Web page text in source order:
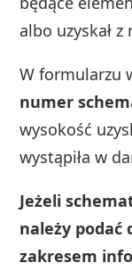
albo uzyskał
W formularzu
numer
wysokość
wystąpiła w
Jeżeli
należy podać
zakresem